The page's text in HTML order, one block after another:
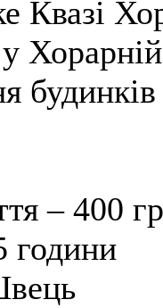
Квазі
– 400
години